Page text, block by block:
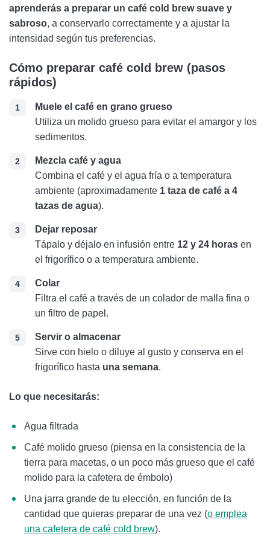
aprenderás a preparar un café cold brew suave y
sabroso, a conservarlo correctamente y a ajustar la
intensidad según tus preferencias.
Cómo preparar café cold brew (pasos
rápidos)
Muele el café en grano grueso
Utiliza un molido grueso para evitar el amargor y los
sedimentos.
Mezcla café y agua
Combina el café y el agua fría o a temperatura
ambiente (aproximadamente 1 taza de café a 4
tazas de agua).
Dejar reposar
Tápalo y déjalo en infusión entre 12 y 24 horas en
el frigorífico o a temperatura ambiente.
Colar
Filtra el café a través de un colador de malla fina o
un filtro de papel.
Servir o almacenar
Sirve con hielo o diluye al gusto y conserva en el
frigorífico hasta una semana.
Lo que necesitarás:
Agua filtrada
Café molido grueso (piensa en la consistencia de la
tierra para macetas, o un poco más grueso que el café
molido para la cafetera de émbolo)
Una jarra grande de tu elección, en función de la
cantidad que quieras preparar de una vez (o emplea
una cafetera de café cold brew).